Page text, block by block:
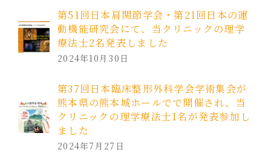
第51回日本肩関節学会・第21回日本の運
動機能研究会にて、当クリニックの理学
療法士2名発表しました
2024年10月30日
第37回日本臨床整形外科学会学術集会が
熊本県の熊本城ホールでで開催され、当
クリニックの理学療法士1名が発表参加し
ました
2024年7月27日